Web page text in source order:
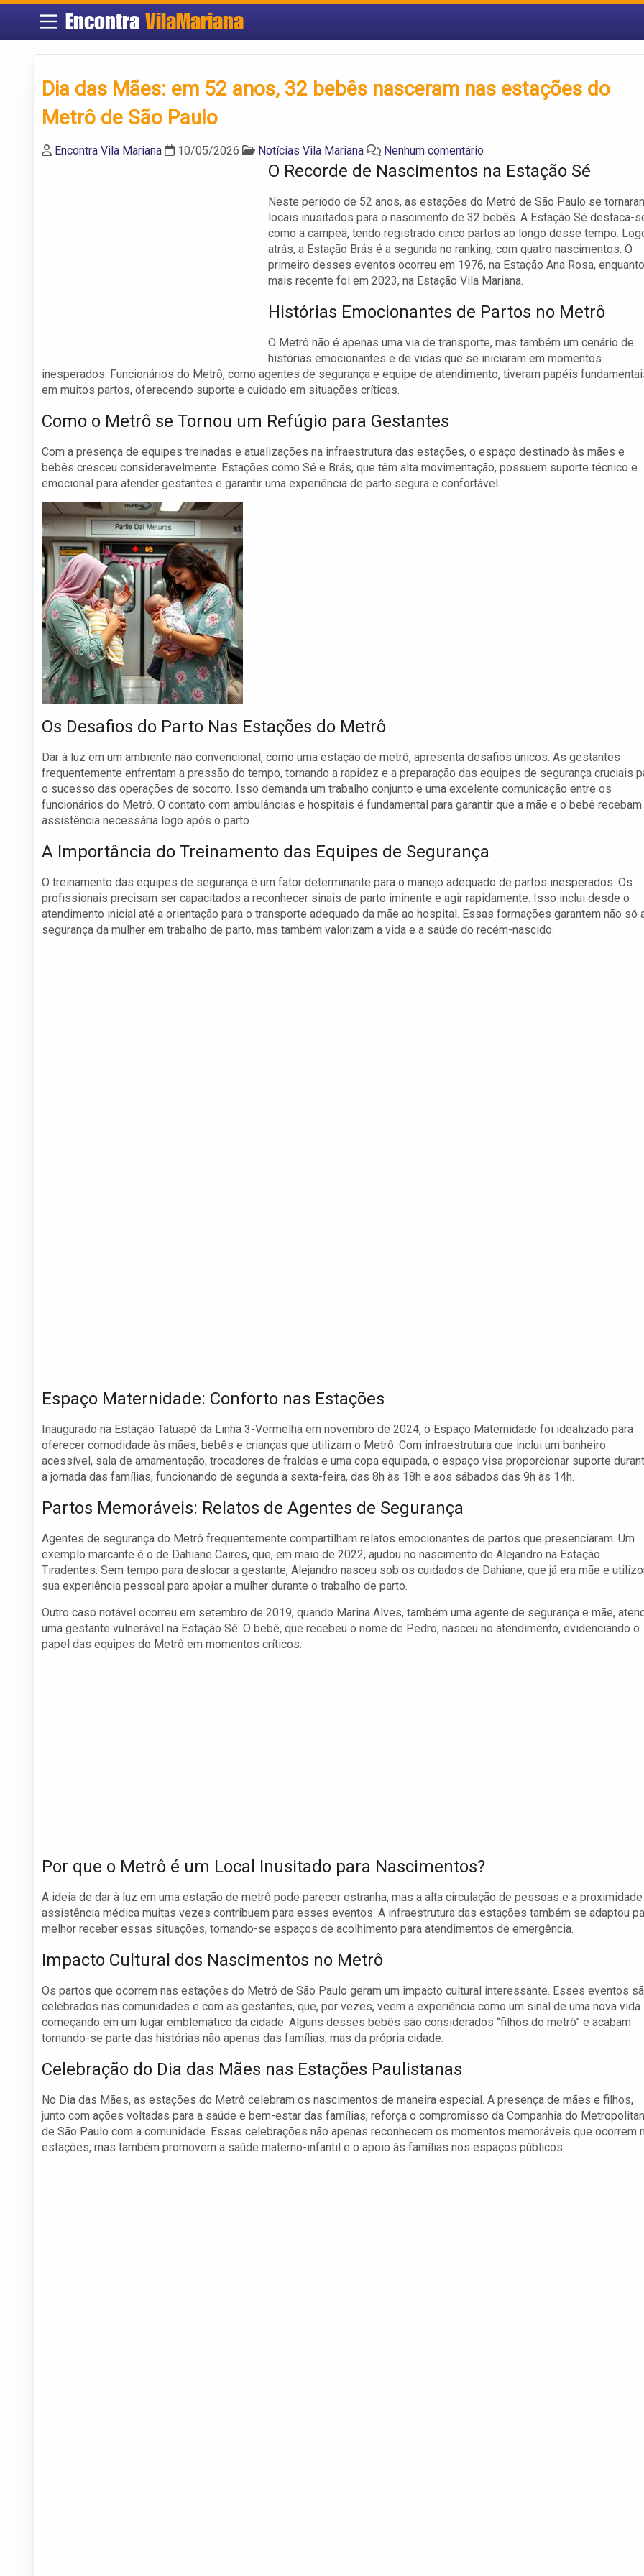
Encontra VilaMariana
Dia das Mães: em 52 anos, 32 bebês nasceram nas estações do
Metrô de São Paulo
Encontra Vila Mariana 10/05/2026 Notícias Vila Mariana Nenhum comentário
O Recorde de Nascimentos na Estação Sé
Neste período de 52 anos, as estações do Metrô de São Paulo se
locais inusitados para o nascimento de 32 bebês. A Estação Sé destaca-
como a campeã, tendo registrado cinco partos ao longo desse tempo.
atrás, a Estação Brás é a segunda no ranking, com quatro nascimentos. O
primeiro desses eventos ocorreu em 1976, na Estação Ana Rosa,
mais recente foi em 2023, na Estação Vila Mariana.
Histórias Emocionantes de Partos no Metrô
O Metrô não é apenas uma via de transporte, mas também um cenário de
histórias emocionantes e de vidas que se iniciaram em momentos
inesperados. Funcionários do Metrô, como agentes de segurança e equipe de atendimento, tiveram papéis
em muitos partos, oferecendo suporte e cuidado em situações críticas.
Como o Metrô se Tornou um Refúgio para Gestantes
Com a presença de equipes treinadas e atualizações na infraestrutura das estações, o espaço destinado às mães e
bebês cresceu consideravelmente. Estações como Sé e Brás, que têm alta movimentação, possuem suporte técnico e
emocional para atender gestantes e garantir uma experiência de parto segura e confortável.
Os Desafios do Parto Nas Estações do Metrô
Dar à luz em um ambiente não convencional, como uma estação de metrô, apresenta desafios únicos. As gestantes
frequentemente enfrentam a pressão do tempo, tornando a rapidez e a preparação das equipes de segurança cruciais
o sucesso das operações de socorro. Isso demanda um trabalho conjunto e uma excelente comunicação entre os
funcionários do Metrô. O contato com ambulâncias e hospitais é fundamental para garantir que a mãe e o bebê recebam
assistência necessária logo após o parto.
A Importância do Treinamento das Equipes de Segurança
O treinamento das equipes de segurança é um fator determinante para o manejo adequado de partos inesperados. Os
profissionais precisam ser capacitados a reconhecer sinais de parto iminente e agir rapidamente. Isso inclui desde o
atendimento inicial até a orientação para o transporte adequado da mãe ao hospital. Essas formações garantem não só
segurança da mulher em trabalho de parto, mas também valorizam a vida e a saúde do recém-nascido.
Espaço Maternidade: Conforto nas Estações
Inaugurado na Estação Tatuapé da Linha 3-Vermelha em novembro de 2024, o Espaço Maternidade foi idealizado para
oferecer comodidade às mães, bebês e crianças que utilizam o Metrô. Com infraestrutura que inclui um banheiro
acessível, sala de amamentação, trocadores de fraldas e uma copa equipada, o espaço visa proporcionar suporte
a jornada das famílias, funcionando de segunda a sexta-feira, das 8h às 18h e aos sábados das 9h às 14h.
Partos Memoráveis: Relatos de Agentes de Segurança
Agentes de segurança do Metrô frequentemente compartilham relatos emocionantes de partos que presenciaram. Um
exemplo marcante é o de Dahiane Caires, que, em maio de 2022, ajudou no nascimento de Alejandro na Estação
Tiradentes. Sem tempo para deslocar a gestante, Alejandro nasceu sob os cuidados de Dahiane, que já era mãe e
sua experiência pessoal para apoiar a mulher durante o trabalho de parto.
Outro caso notável ocorreu em setembro de 2019, quando Marina Alves, também uma agente de segurança e mãe,
uma gestante vulnerável na Estação Sé. O bebê, que recebeu o nome de Pedro, nasceu no atendimento, evidenciando o
papel das equipes do Metrô em momentos críticos.
Por que o Metrô é um Local Inusitado para Nascimentos?
A ideia de dar à luz em uma estação de metrô pode parecer estranha, mas a alta circulação de pessoas e a
assistência médica muitas vezes contribuem para esses eventos. A infraestrutura das estações também se adaptou
melhor receber essas situações, tornando-se espaços de acolhimento para atendimentos de emergência.
Impacto Cultural dos Nascimentos no Metrô
Os partos que ocorrem nas estações do Metrô de São Paulo geram um impacto cultural interessante. Esses eventos
celebrados nas comunidades e com as gestantes, que, por vezes, veem a experiência como um sinal de uma nova vida
começando em um lugar emblemático da cidade. Alguns desses bebês são considerados “filhos do metrô” e acabam
tornando-se parte das histórias não apenas das famílias, mas da própria cidade.
Celebração do Dia das Mães nas Estações Paulistanas
No Dia das Mães, as estações do Metrô celebram os nascimentos de maneira especial. A presença de mães e filhos,
junto com ações voltadas para a saúde e bem-estar das famílias, reforça o compromisso da Companhia do
de São Paulo com a comunidade. Essas celebrações não apenas reconhecem os momentos memoráveis que ocorrem
estações, mas também promovem a saúde materno-infantil e o apoio às famílias nos espaços públicos.